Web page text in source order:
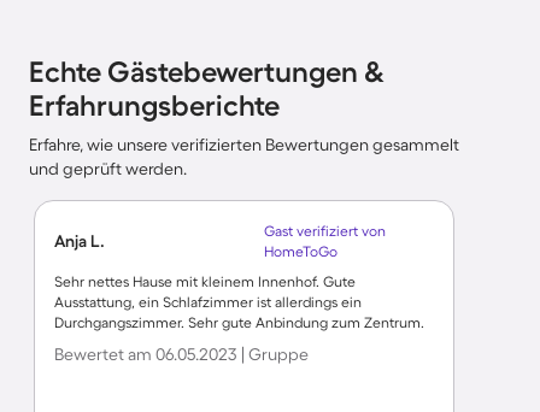
Echte Gästebewertungen &
Erfahrungsberichte
Erfahre, wie unsere verifizierten Bewertungen gesammelt
und geprüft werden.
Anja L.
Gast verifiziert von
HomeToGo
Sehr nettes Hause mit kleinem Innenhof. Gute
Ausstattung, ein Schlafzimmer ist allerdings ein
Durchgangszimmer. Sehr gute Anbindung zum Zentrum.
Bewertet am 06.05.2023 | Gruppe